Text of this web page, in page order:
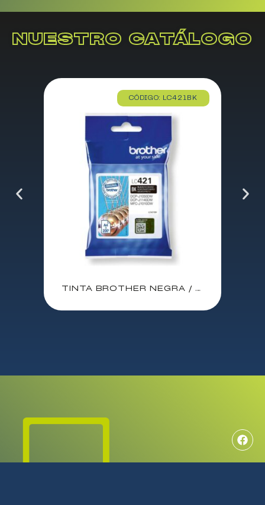
NUESTRO CATÁLOGO
CÓDIGO: LC421BK
TINTA BROTHER NEGRA / DCP-J1050DW / DCP-J1140DW / MFC-J1010DW / (200 PAG.) (LC421BK)